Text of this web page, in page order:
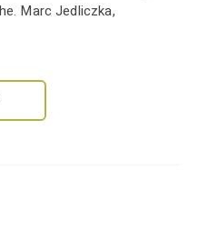
Marc Jedliczka,